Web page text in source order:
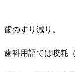
歯のすり減り。
歯科用語では咬耗